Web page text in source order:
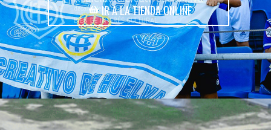
IR A LA TIENDA ONLINE